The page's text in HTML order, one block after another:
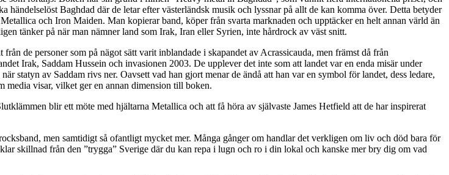
Baghdad där de letar efter västerländsk musik och lyssnar på allt de kan komma över. Detta betyder
och Iron Maiden. Man kopierar band, köper från svarta marknaden och upptäcker en helt annan värld än
tänker på när man nämner land som Irak, Iran eller Syrien, inte hårdrock av väst snitt.
de personer som på nägot sätt varit inblandade i skapandet av Acrassicauda, men främst då från
Irak, Saddam Hussein och invasionen 2003. De upplever det inte som att landet var en enda misär under
statyn av Saddam rivs ner. Oavsett vad han gjort menar de ändå att han var en symbol för landet, dess ledare,
media visar, vilket ger en annan dimension till boken.
blir ett möte med hjältarna Metallica och att få höra av självaste James Hetfield att de har inspirerat
men samtidigt så ofantligt mycket mer. Många gånger om handlar det verkligen om liv och död bara för
skillnad från den ”trygga” Sverige där du kan repa i lugn och ro i din lokal och kanske mer bry dig om vad